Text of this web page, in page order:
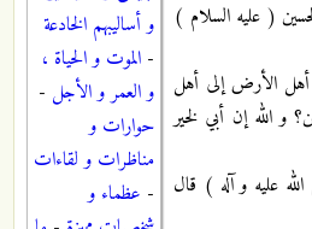
و أساليبهم الخادعة
- الموت و الحياة ،
و العمر و الأجل -
حوارات و
مناظرات و لقاءات
- عظماء و
( عليه السلام )
الأرض إلى أهل
و الله إن أبي لخير
عليه و آله ) قال